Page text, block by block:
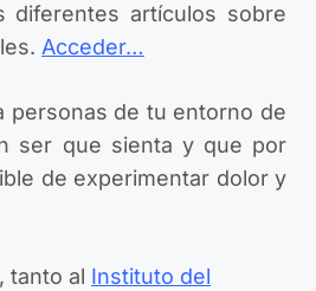
diferentes artículos sobre
Acceder…
personas de tu entorno de
ser que sienta y que por
de experimentar dolor y
tanto al Instituto del